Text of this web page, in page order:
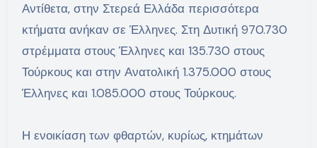
Αντίθετα, στην Στερεά Ελλάδα περισσότερα
κτήματα ανήκαν σε Έλληνες. Στη Δυτική 970.730
στρέμματα στους Έλληνες και 135.730 στους
Τούρκους και στην Ανατολική 1.375.000 στους
Έλληνες και 1.085.000 στους Τούρκους.
Η ενοικίαση των φθαρτών, κυρίως, κτημάτων